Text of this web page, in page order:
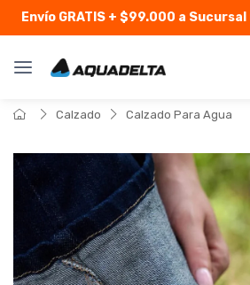
Envío GRATIS+ $99.000 a
Calzado Calzado Para Agua